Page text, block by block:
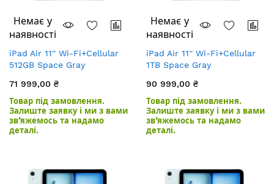
Немає у
наявності
iPad Air 11'' Wi-Fi+Cellular
512GB Space Gray
71 999,00 ₴
Товар під замовлення.
Залиште заявку і ми з вами
зв’яжемось та надамо
деталі.
Немає у
наявності
iPad Air 11'' Wi-Fi+Cellular
1TB Space Gray
90 999,00 ₴
Товар під замовлення.
Залиште заявку і ми з вами
зв’яжемось та надамо
деталі.